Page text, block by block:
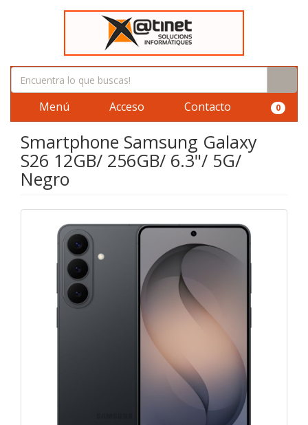
Menú Acceso Contacto 0
Smartphone Samsung Galaxy
S26 12GB/ 256GB/ 6.3"/ 5G/
Negro